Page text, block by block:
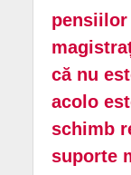
pensiilor
că nu
acolo
schimb
suporte